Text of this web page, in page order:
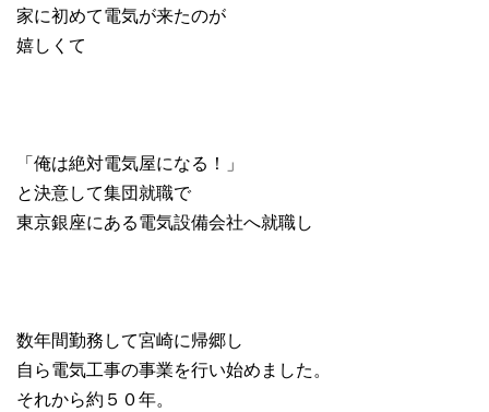
家に初めて電気が来たのが
嬉しくて
「俺は絶対電気屋になる！」
と決意して集団就職で
東京銀座にある電気設備会社へ就職し
数年間勤務して宮崎に帰郷し
自ら電気工事の事業を行い始めました。
それから約５０年。